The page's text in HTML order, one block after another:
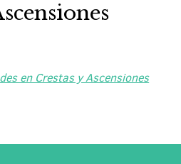
en Crestas y Ascensiones